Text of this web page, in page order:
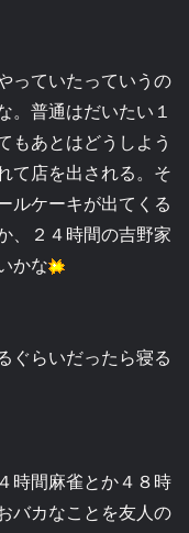
っていたっていうの
。普通はだいたい１
もあとはどうしよう
て店を出される。そ
ルケーキが出てくる
、２４時間の吉野家
かな
ぐらいだったら寝る
時間麻雀とか４８時
バカなことを友人の